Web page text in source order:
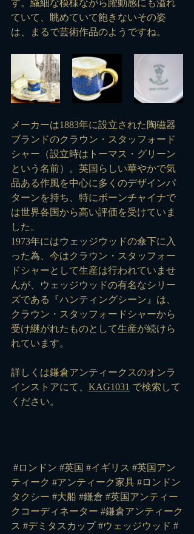
す。繊細な模様ながら躍動感にも溢れ
ていて、眺めていて飽きないその姿
は、まるで芸術作品のようですね。
メーカーは1883年に設立された陶磁器
ブランドのクラウン・スタッフォード
シャー（設立時はトーマス・グリーン
という名前）。英国らしい華やかで気
品ある作風を中心に多くのデザインパ
ターンを持ち、特にボーンチャイナで
は世界各国から高い評価を受けていま
した。
1973年にはウェッジウッドの傘下に入
った為、今はクラウン・スタッフォー
ドシャーとして生産は行われていませ
んが、ウェッジウッドの有名なシリー
ズである『ハンティングシーン』は、
クラウン・スタッフォードシャーから
受け継がれたものとして生産が続けら
れています。
詳しくは鎌倉アンティークスのオンラ
インストアにて、 KAG1031 で検索して
ください。
#ロンドン #英国 #イギリス #英国アン
ティーク #アンティーク家具 #ロンドン
タクシー #大船 #鎌倉 #英国アンティー
クコーディネーター #鎌倉アンティーク
ス #デミタスカップ #ウェッジウッド #